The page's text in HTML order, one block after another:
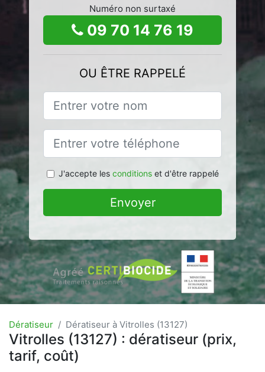
Numéro non surtaxé
09 70 14 76 19
OU ÊTRE RAPPELÉ
J'accepte les conditionset d'être rappelé
Envoyer
Dératiseur Dératiseur à Vitrolles (13127)
Vitrolles (13127) : dératiseur (prix,
tarif, coût)